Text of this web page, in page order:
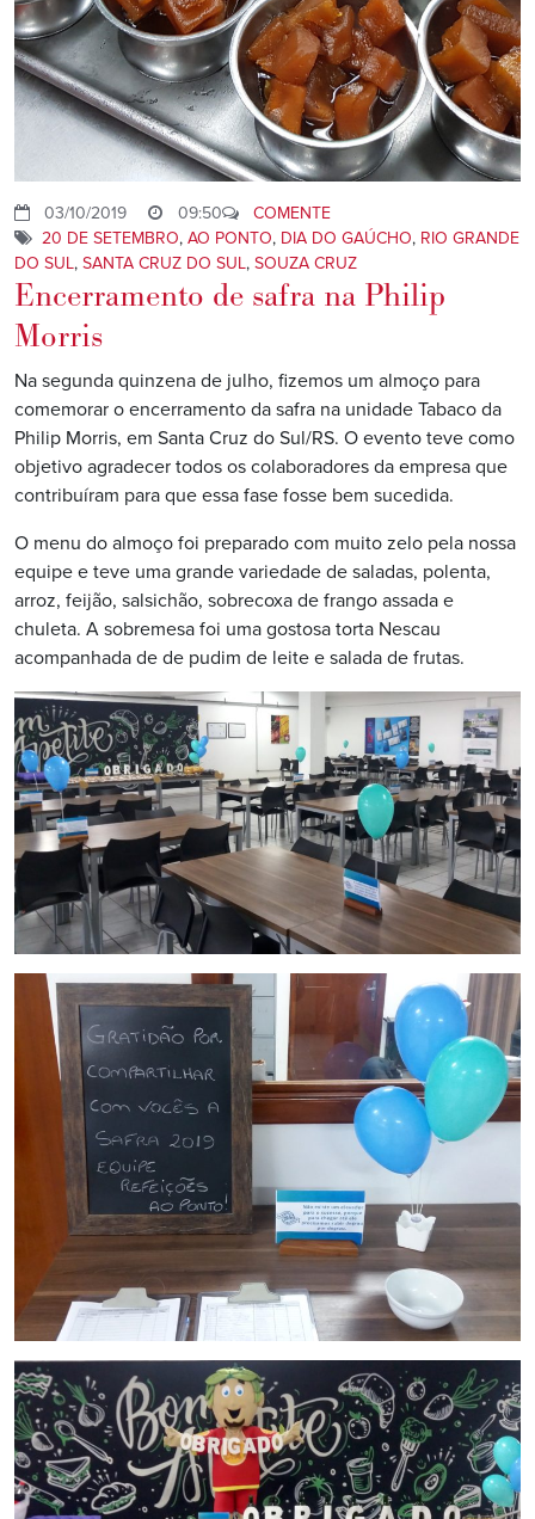
03/10/2019 09:50
COMENTE
20 DE SETEMBRO, AO PONTO, DIA DO GAÚCHO, RIO GRANDE
DO SUL, SANTA CRUZ DO SUL, SOUZA CRUZ
Encerramento de safra na Philip
Morris
Na segunda quinzena de julho, fizemos um almoço para
comemorar o encerramento da safra na unidade Tabaco da
Philip Morris, em Santa Cruz do Sul/RS. O evento teve como
objetivo agradecer todos os colaboradores da empresa que
contribuíram para que essa fase fosse bem sucedida.
O menu do almoço foi preparado com muito zelo pela nossa
equipe e teve uma grande variedade de saladas, polenta,
arroz, feijão, salsichão, sobrecoxa de frango assada e
chuleta. A sobremesa foi uma gostosa torta Nescau
acompanhada de de pudim de leite e salada de frutas.